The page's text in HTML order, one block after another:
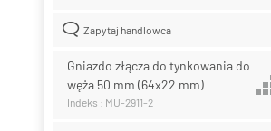
Zapytaj handlowca
Gniazdo złącza do tynkowania do
węża 50 mm (64x22 mm)
Indeks : MU-2911-2